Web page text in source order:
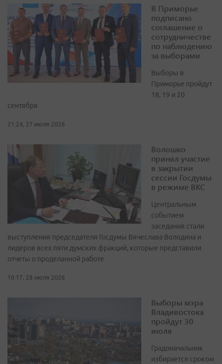
В Приморье
подписано
соглашение о
сотрудничестве
по наблюдению
за выборами
Выборы в
Приморье пройдут
18, 19 и 20
сентября
21:24, 27 июля 2026
Волошко
принял участие
в закрытии
сессии Госдумы
в режиме ВКС
Центральным
событием
заседания стали
выступления председателя Госдумы Вячеслава Володина и
лидеров всех пяти думских фракций, которые представили
отчеты о проделанной работе
10:17, 28 июля 2026
Выборы мэра
Владивостока
пройдут 30
июля
Градоначальник
избирается сроком